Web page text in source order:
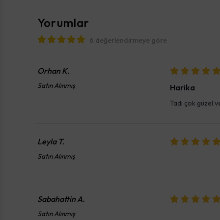
Yorumlar
6 değerlendirmeye göre
Harika
Orhan K.
Satın Alınmış
Tadı çok güzel
Leyla T.
Satın Alınmış
Sabahattin A.
Satın Alınmış